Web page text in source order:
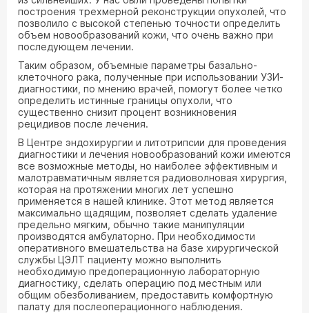
построения трехмерной реконструкции опухолей, что
позволило с высокой степенью точности определить
объем новообразований кожи, что очень важно при
последующем лечении.
Таким образом, объемные параметры базально-
клеточного рака, полученные при использовании УЗИ-
диагностики, по мнению врачей, помогут более четко
определить истинные границы опухоли, что
существенно снизит процент возникновения
рецидивов после лечения.
В Центре эндохирургии и литотрипсии для проведения
диагностики и лечения новообразований кожи имеются
все возможные методы, но наиболее эффективным и
малотравматичным является радиоволновая хирургия,
которая на протяжении многих лет успешно
применяется в нашей клинике. Этот метод является
максимально щадящим, позволяет сделать удаление
предельно мягким, обычно такие манипуляции
производятся амбулаторно. При необходимости
оперативного вмешательства на базе хирургической
службы ЦЭЛТ пациенту можно выполнить
необходимую предоперационную лабораторную
диагностику, сделать операцию под местным или
общим обезболиванием, предоставить комфортную
палату для послеоперационного наблюдения.